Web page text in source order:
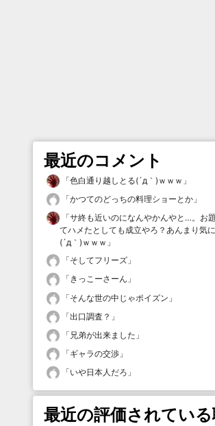
最近のコメント
「色白通り越しとる(´д｀)ｗｗｗ 」
「かつてのどっちの料理ショーとか 」
「サ終も近いのになんやかんやと…。お
てハメたとしても成立やろ？あんまり気
(´д｀)ｗｗｗ 」
「そしてフリーズ 」
「 きっこーさーん 」
「そんな世の中じゃポイズン 」
「出口調査？ 」
「 兄弟が出来ました 」
「ギャラの交渉 」
「いや日本人だろ 」
最近の評価されてい